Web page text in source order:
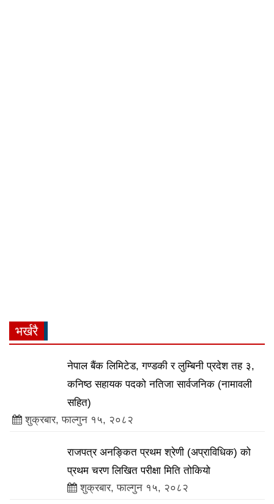
भर्खरै
नेपाल बैंक लिमिटेड, गण्डकी र लुम्बिनी प्रदेश तह ३,
कनिष्ठ सहायक पदको नतिजा सार्वजनिक (नामावली
सहित)
शुक्रबार, फाल्गुन १५, २०८२
राजपत्र अनङ्कित प्रथम श्रेणी (अप्राविधिक) को
प्रथम चरण लिखित परीक्षा मिति तोकियो
शुक्रबार, फाल्गुन १५, २०८२